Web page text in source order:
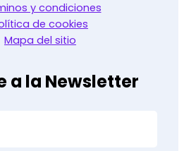
y condiciones
de cookies
Mapa del sitio
a la Newsletter